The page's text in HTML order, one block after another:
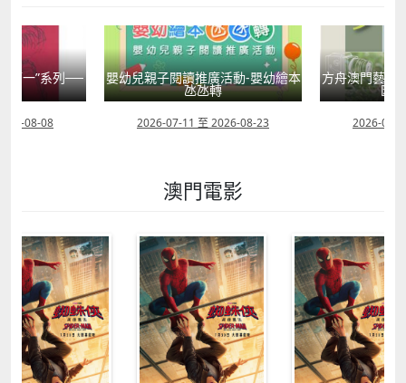
第一”系列──
08-08
嬰幼兒親子閱讀推廣活動-嬰幼繪本
氹氹轉
2026-07-11 至 2026-08-23
方舟澳門藝術
匯
2026-08-
澳門電影